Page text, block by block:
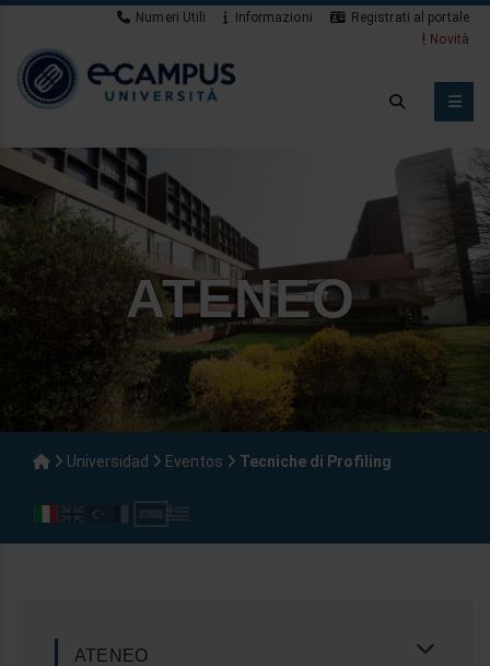
Numeri Utili Informazioni
Registrati al portale
Novità
ATENEO
Universidad Eventos Tecniche di Profiling
ATENEO